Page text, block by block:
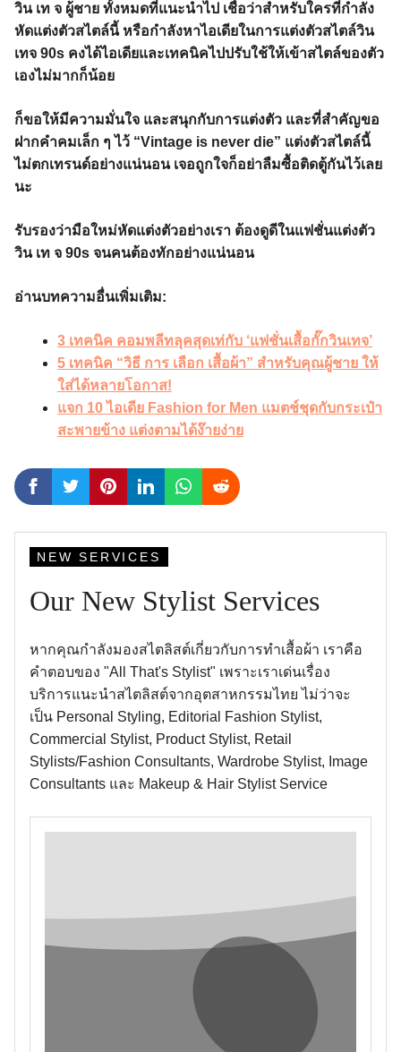
วิน เท จ ผู้ชาย ทั้งหมดที่แนะนำไป เชื่อว่าสำหรับใครที่กำลัง
หัดแต่งตัวสไตล์นี้ หรือกำลังหาไอเดียในการแต่งตัวสไตล์วิน
เทจ 90s คงได้ไอเดียและเทคนิคไปปรับใช้ให้เข้าสไตล์ของตัว
เองไม่มากก็น้อย
ก็ขอให้มีความมั่นใจ และสนุกกับการแต่งตัว และที่สำคัญขอ
ฝากคำคมเล็ก ๆ ไว้ “Vintage is never die” แต่งตัวสไตล์นี้
ไม่ตกเทรนด์อย่างแน่นอน เจอถูกใจก็อย่าลืมซื้อติดตู้กันไว้เลย
นะ
รับรองว่ามือใหม่หัดแต่งตัวอย่างเรา ต้องดูดีในแฟชั่นแต่งตัว
วิน เท จ 90s จนคนต้องทักอย่างแน่นอน
อ่านบทความอื่นเพิ่มเติม:
3 เทคนิค คอมพลีทลุคสุดเท่กับ ‘แฟชั่นเสื้อกั๊กวินเทจ’
5 เทคนิค “วิธี การ เลือก เสื้อผ้า” สำหรับคุณผู้ชาย ให้
ใส่ได้หลายโอกาส!
แจก 10 ไอเดีย Fashion for Men แมตช์ชุดกับกระเป๋า
สะพายข้าง แต่งตามได้ง๊ายง่าย
NEW SERVICES
Our New Stylist Services
หากคุณกำลังมองสไตลิสต์เกี่ยวกับการทำเสื้อผ้า เราคือ
คำตอบของ "All That's Stylist" เพราะเราเด่นเรื่อง
บริการแนะนำสไตลิสต์จากอุตสาหกรรมไทย ไม่ว่าจะ
เป็น Personal Styling, Editorial Fashion Stylist,
Commercial Stylist, Product Stylist, Retail
Stylists/Fashion Consultants, Wardrobe Stylist, Image
Consultants และ Makeup & Hair Stylist Service